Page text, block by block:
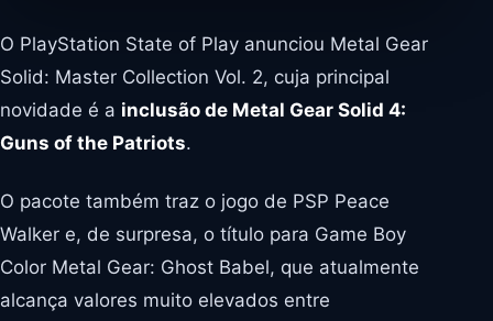
O PlayStation State of Play anunciou Metal Gear
Solid: Master Collection Vol. 2, cuja principal
novidade é a inclusão de Metal Gear Solid 4:
Guns of the Patriots.
O pacote também traz o jogo de PSP Peace
Walker e, de surpresa, o título para Game Boy
Color Metal Gear: Ghost Babel, que atualmente
alcança valores muito elevados entre